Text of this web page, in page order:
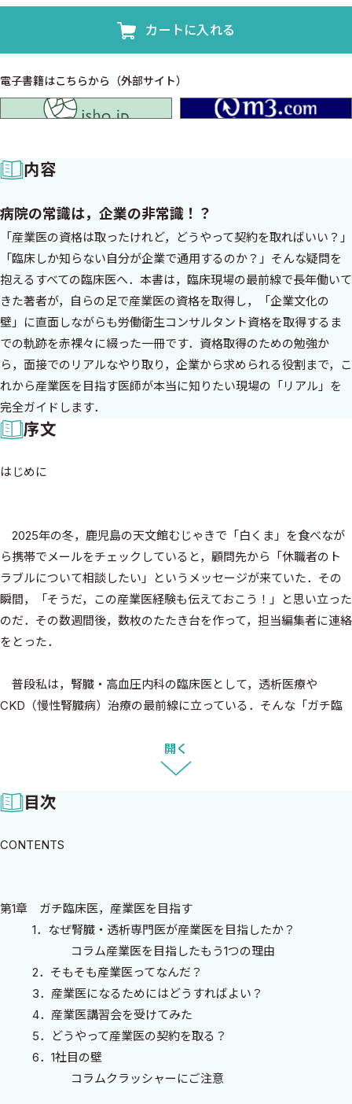
カートに入れる
電子書籍はこちらから（外部サイト）
内容
病院の常識は，企業の非常識！？
「産業医の資格は取ったけれど，どうやって契約を取ればいい？」
「臨床しか知らない自分が企業で通用するのか？」そんな疑問を
抱えるすべての臨床医へ．本書は，臨床現場の最前線で長年働いて
きた著者が，自らの足で産業医の資格を取得し，「企業文化の
壁」に直面しながらも労働衛生コンサルタント資格を取得するま
での軌跡を赤裸々に綴った一冊です．資格取得のための勉強か
ら，面接でのリアルなやり取り，企業から求められる役割まで，こ
れから産業医を目指す医師が本当に知りたい現場の「リアル」を
完全ガイドします．
序文
はじめに
2025年の冬，鹿児島の天文館むじゃきで「白くま」を食べなが
ら携帯でメールをチェックしていると，顧問先から「休職者のト
ラブルについて相談したい」というメッセージが来ていた．その
瞬間，「そうだ，この産業医経験も伝えておこう！」と思い立った
のだ．その数週間後，数枚のたたき台を作って，担当編集者に連絡
をとった．
普段私は，腎臓・高血圧内科の臨床医として，透析医療や
CKD（慢性腎臓病）治療の最前線に立っている．そんな「ガチ臨
来で「もっと早く出会っていれば……」と悔やまれる患者さんがあ
まりにも多いからだ．糖尿病性腎症で透析導入になる患者さん，
長時間労働の末に倒れた患者さん……．彼らの多くは，病院に来る
ずっと手前，「職場」というフィールドで救えるチャンスがあっ
ト」「割のいい小遣い稼ぎ」……残念ながら，そう思っている医師
がまだ多いのも事実だ．
はっきり言おう．2026年の現在，そんな「名ばかり産業医」が
通用する時代は終わった．50人未満の事業場へのストレスチェッ
ク義務化，化学物質の自律的管理，フリーランス新法への対応，
そしてAIの台頭．産業医に求められるスキルは高度化・複雑化
し，企業側も「本当に役に立つ産業医」を選別し始めている．
本書には，これから産業医を目指す，あるいは現在産業医をし
開く
目次
CONTENTS
第1章 ガチ臨床医，産業医を目指す
1．なぜ腎臓・透析専門医が産業医を目指したか？
コラム産業医を目指したもう1つの理由
2．そもそも産業医ってなんだ？
3．産業医になるためにはどうすればよい？
4．産業医講習会を受けてみた
5．どうやって産業医の契約を取る？
6．1社目の壁
コラムクラッシャーにご注意